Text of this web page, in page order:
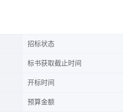
招标状态
标书获取截止时间
开标时间
预算金额